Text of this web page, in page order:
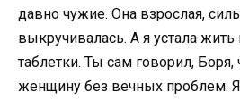
давно чужие. Она взрослая,
выкручивалась. А я устала жить
таблетки. Ты сам говорил,
женщину без вечных проблем. Я